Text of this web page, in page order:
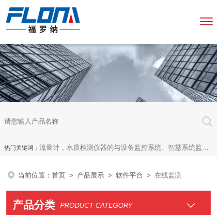
热门关键词： 流量计，水质检测仪器的与设备监控系统、智慧系统监测平台、智慧管网监测系统、园区安全生产与消防安全一体化系统
当前位置：首页 > 产品展示 >软件平台 >在线监测
产品分类 PRODUCT CATEGORY